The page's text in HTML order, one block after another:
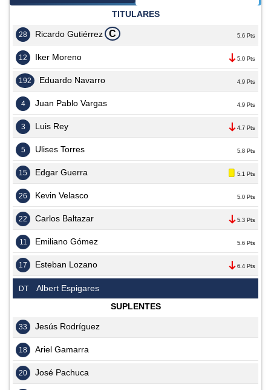
TITULARES
28 Ricardo Gutiérrez C 5.6 Pts
12 Iker Moreno 5.0 Pts
192 Eduardo Navarro 4.9 Pts
4 Juan Pablo Vargas 4.9 Pts
3 Luis Rey 4.7 Pts
5 Ulises Torres 5.8 Pts
15 Edgar Guerra 5.1 Pts
26 Kevin Velasco 5.0 Pts
22 Carlos Baltazar 5.3 Pts
11 Emiliano Gómez 5.6 Pts
17 Esteban Lozano 6.4 Pts
DT
Albert Espigares
SUPLENTES
33 Jesús Rodríguez
18 Ariel Gamarra
20 José Pachuca